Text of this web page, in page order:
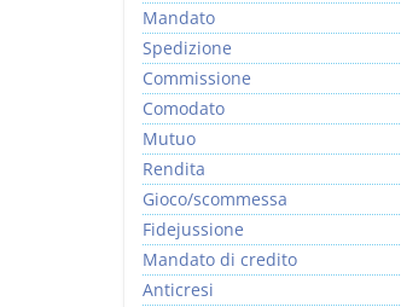
Mandato
Spedizione
Commissione
Comodato
Mutuo
Rendita
Gioco/scommessa
Fidejussione
Mandato di credito
Anticresi